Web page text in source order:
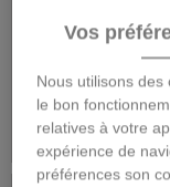
66,00 €
Mehr
Vos
Nous utilisons
le bon
relatives à votre
expérience de
préférences son